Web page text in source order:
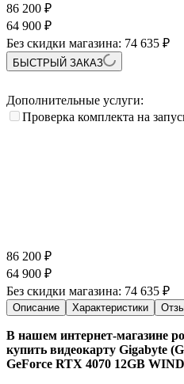
86 200 ₽
64 900 ₽
Без скидки магазина: 74 635 ₽
БЫСТРЫЙ ЗАКАЗ
Дополнительные услуги:
Проверка комплекта на
86 200 ₽
64 900 ₽
Без скидки магазина: 74 635 ₽
Описание Характеристики
В нашем интернет-магазине
купить видеокарту Gigabyte
GeForce RTX 4070 12GB